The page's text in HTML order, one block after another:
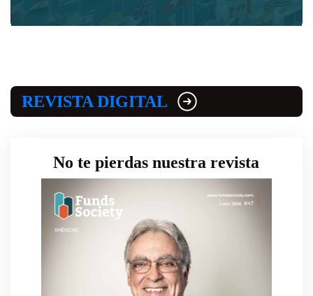
REVISTA DIGITAL
No te pierdas nuestra revista